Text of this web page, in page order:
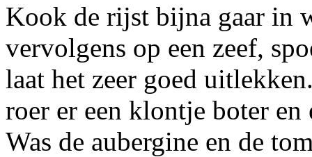
Kook de rijst bijna gaar in
vervolgens op een zeef,
laat het zeer goed
roer er een klontje boter en
Was de aubergine en de